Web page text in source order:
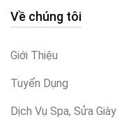
Về chúng tôi
Giới Thiệu
Tuyển Dụng
Dịch Vụ Spa, Sửa Giày